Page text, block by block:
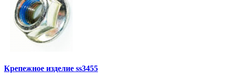
Крепежное изделие ss3455